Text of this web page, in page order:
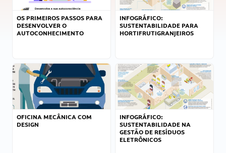
OS PRIMEIROS PASSOS PARA
DESENVOLVER O
AUTOCONHECIMENTO
INFOGRÁFICO:
SUSTENTABILIDADE PARA
HORTIFRUTIGRANJEIROS
OFICINA MECÂNICA COM
DESIGN
INFOGRÁFICO:
SUSTENTABILIDADE NA
GESTÃO DE RESÍDUOS
ELETRÔNICOS